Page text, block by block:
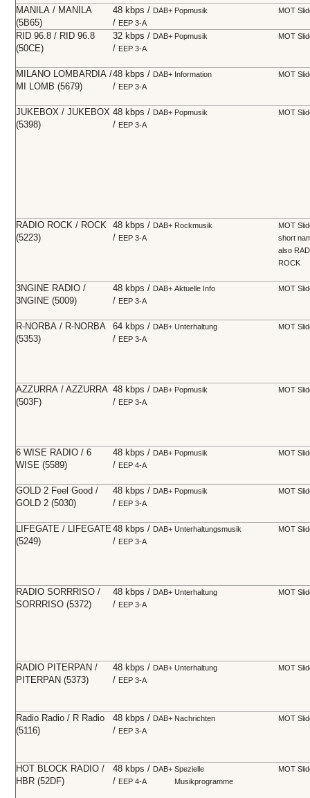
MANILA / MANILA
(5B65)
48 kbps / DAB+
/ EEP 3-A
Popmusik MOT
RID 96.8 / RID 96.8
(50CE)
32 kbps / DAB+
/ EEP 3-A
Popmusik MOT
MILANO LOMBARDIA /
MI LOMB (5679)
48 kbps / DAB+
/ EEP 3-A
Information MOT
JUKEBOX / JUKEBOX
(5398)
48 kbps / DAB+
/ EEP 3-A
Popmusik MOT
RADIO ROCK / ROCK
(5223)
48 kbps / DAB+
/ EEP 3-A
Rockmusik
MOT
short
also
ROCK
3NGINE RADIO /
3NGINE (5009)
48 kbps / DAB+
/ EEP 3-A
Aktuelle Info MOT
R-NORBA / R-NORBA
(5353)
64 kbps / DAB+
/ EEP 3-A
Unterhaltung MOT
AZZURRA / AZZURRA
(503F)
48 kbps / DAB+
/ EEP 3-A
Popmusik MOT
6 WISE RADIO / 6
WISE (5589)
48 kbps / DAB+
/ EEP 4-A
Popmusik MOT
GOLD 2 Feel Good /
GOLD 2 (5030)
48 kbps / DAB+
/ EEP 3-A
Popmusik MOT
LIFEGATE / LIFEGATE
(5249)
48 kbps / DAB+
/ EEP 3-A
Unterhaltungsmusik MOT
RADIO SORRRISO /
SORRRISO (5372)
48 kbps / DAB+
/ EEP 3-A
Unterhaltung MOT
RADIO PITERPAN /
PITERPAN (5373)
48 kbps / DAB+
/ EEP 3-A
Unterhaltung MOT
Radio Radio / R Radio
(5116)
48 kbps / DAB+
/ EEP 3-A
Nachrichten MOT
HOT BLOCK RADIO /
HBR (52DF)
48 kbps / DAB+
/ EEP 4-A
Spezielle
Musikprogramme
MOT